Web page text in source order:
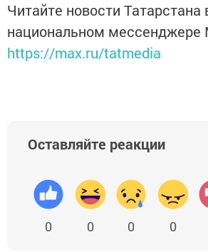
Читайте новости Татарстана
национальном мессенджере
https://max.ru/tatmedia
Оставляйте реакции
0 0 0 0